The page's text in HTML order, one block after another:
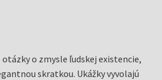
o zmysle ľudskej existencie,
skratkou. Ukážky vyvolajú